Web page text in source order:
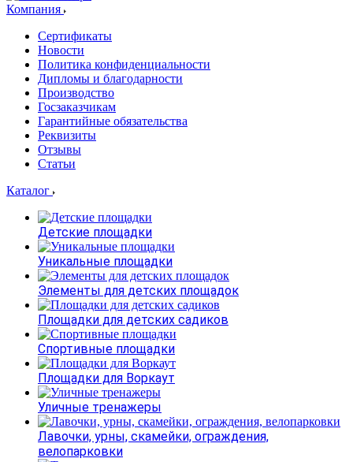
Компания
Сертификаты
Новости
Политика конфиденциальности
Дипломы и благодарности
Производство
Госзаказчикам
Гарантийные обязательства
Реквизиты
Отзывы
Статьи
Каталог
Детские площадки
Уникальные площадки
Элементы для детских площадок
Площадки для детских садиков
Спортивные площадки
Площадки для Воркаут
Уличные тренажеры
Лавочки, урны, скамейки, ограждения,
велопарковки